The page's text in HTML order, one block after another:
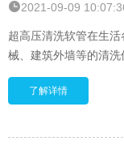
2021-09-09
超高压清洗软管在生
械、建筑外墙等的清
了解详情